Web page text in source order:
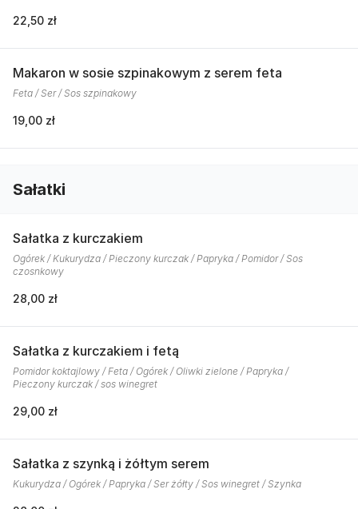
22,50 zł
Makaron w sosie szpinakowym z serem feta
Feta / Ser / Sos szpinakowy
19,00 zł
Sałatki
Sałatka z kurczakiem
Ogórek / Kukurydza / Pieczony kurczak / Papryka / Pomidor / Sos
czosnkowy
28,00 zł
Sałatka z kurczakiem i fetą
Pomidor koktajlowy / Feta / Ogórek / Oliwki zielone / Papryka /
Pieczony kurczak / sos winegret
29,00 zł
Sałatka z szynką i żółtym serem
Kukurydza / Ogórek / Papryka / Ser żółty / Sos winegret / Szynka